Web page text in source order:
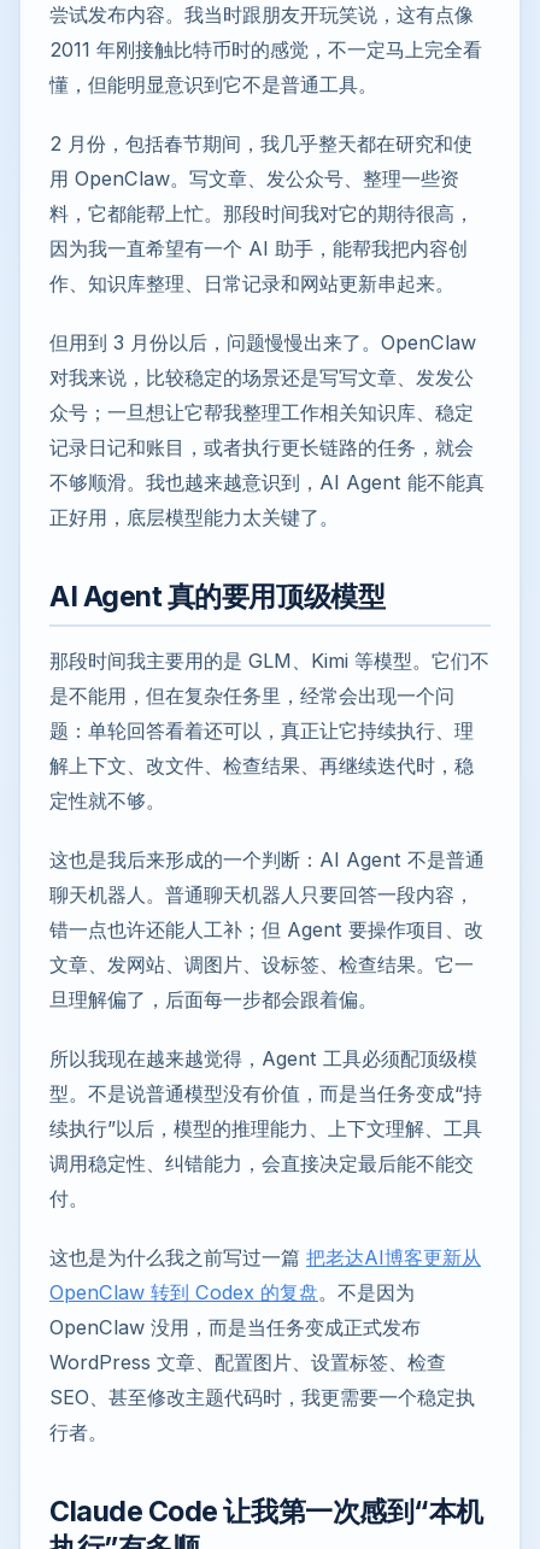
尝试发布内容。我当时跟朋友开玩笑说，这有点像
2011 年刚接触比特币时的感觉，不一定马上完全看
懂，但能明显意识到它不是普通工具。
2 月份，包括春节期间，我几乎整天都在研究和使
用 OpenClaw。写文章、发公众号、整理一些资
料，它都能帮上忙。那段时间我对它的期待很高，
因为我一直希望有一个 AI 助手，能帮我把内容创
作、知识库整理、日常记录和网站更新串起来。
但用到 3 月份以后，问题慢慢出来了。OpenClaw
对我来说，比较稳定的场景还是写写文章、发发公
众号；一旦想让它帮我整理工作相关知识库、稳定
记录日记和账目，或者执行更长链路的任务，就会
不够顺滑。我也越来越意识到，AI Agent 能不能真
正好用，底层模型能力太关键了。
AI Agent 真的要用顶级模型
那段时间我主要用的是 GLM、Kimi 等模型。它们不
是不能用，但在复杂任务里，经常会出现一个问
题：单轮回答看着还可以，真正让它持续执行、理
解上下文、改文件、检查结果、再继续迭代时，稳
定性就不够。
这也是我后来形成的一个判断：AI Agent 不是普通
聊天机器人。普通聊天机器人只要回答一段内容，
错一点也许还能人工补；但 Agent 要操作项目、改
文章、发网站、调图片、设标签、检查结果。它一
旦理解偏了，后面每一步都会跟着偏。
所以我现在越来越觉得，Agent 工具必须配顶级模
型。不是说普通模型没有价值，而是当任务变成“持
续执行”以后，模型的推理能力、上下文理解、工具
调用稳定性、纠错能力，会直接决定最后能不能交
付。
这也是为什么我之前写过一篇 把老达AI博客更新从
OpenClaw 转到 Codex 的复盘。不是因为
OpenClaw 没用，而是当任务变成正式发布
WordPress 文章、配置图片、设置标签、检查
SEO、甚至修改主题代码时，我更需要一个稳定执
行者。
Claude Code 让我第一次感到“本机